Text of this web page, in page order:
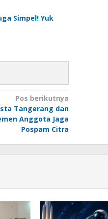
Simpel! Yuk
Pos berikutnya
Tangerang dan
Anggota Jaga
Pospam Citra